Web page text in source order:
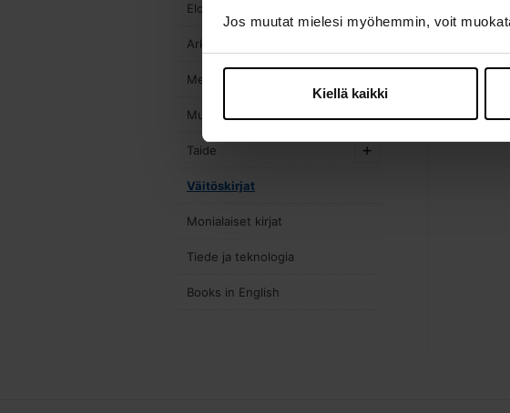
Jos muutat mielesi myöhemmin, voit
Kiellä kaikki
Elokuva- ja lavastustaide
Arkkitehtuuri
Media
Muotoilu
Taide
Väitöskirjat
Monialaiset kirjat
Tiede ja teknologia
Books in English